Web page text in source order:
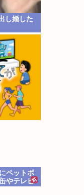
し婚した
ペットボ
やテレビ